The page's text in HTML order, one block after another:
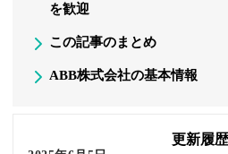
を歓迎
この記事のまとめ
ABB株式会社の基本情報
更新履歴